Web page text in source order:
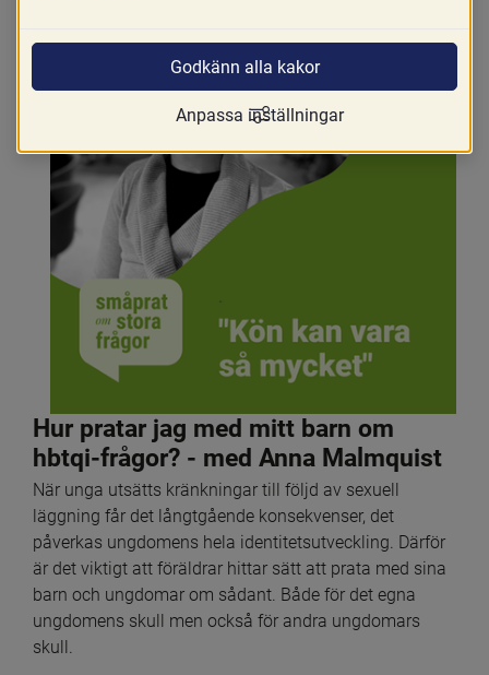
Hur pratar jag med mitt barn om
hbtqi-frågor? - med Anna Malmquist
När unga utsätts kränkningar till följd av sexuell
läggning får det långtgående konsekvenser, det
påverkas ungdomens hela identitetsutveckling. Därför
är det viktigt att föräldrar hittar sätt att prata med sina
barn och ungdomar om sådant. Både för det egna
ungdomens skull men också för andra ungdomars
skull.
Godkänn alla kakor
Anpassa inställningar